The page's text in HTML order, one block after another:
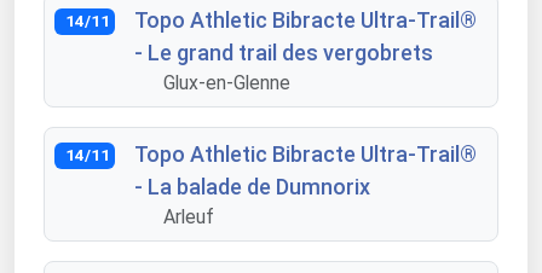
14/11
Topo Athletic Bibracte Ultra-Trail®
- Le grand trail des vergobrets
Glux-en-Glenne
14/11
Topo Athletic Bibracte Ultra-Trail®
- La balade de Dumnorix
Arleuf